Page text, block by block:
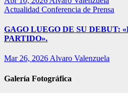
Actualidad Conferencia de Prensa
GAGO LUEGO DE SU DEBUT:
PARTIDO».
Mar 26, 2026 Alvaro Valenzuela
Galería Fotográfica